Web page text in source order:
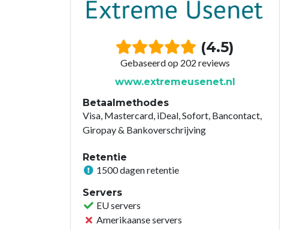
(4.5)
Gebaseerd op 202 reviews
www.extremeusenet.nl
Betaalmethodes
Visa, Mastercard, iDeal, Sofort, Bancontact,
Giropay & Bankoverschrijving
Retentie
1500 dagen retentie
Servers
EU servers
Amerikaanse servers